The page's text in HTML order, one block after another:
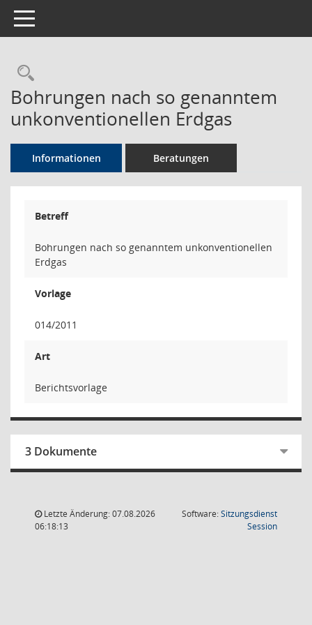
Toggle navigation
Rechercheauswahl
Bohrungen nach so genanntem
unkonventionellen Erdgas
Informationen Beratungen
Betreff
Bohrungen nach so genanntem unkonventionellen
Erdgas
Vorlage
014/2011
Art
Berichtsvorlage
3 Dokumente
Letzte Änderung: 07.08.2026
06:18:13
Software:Sitzungsdienst
Session(Wird in